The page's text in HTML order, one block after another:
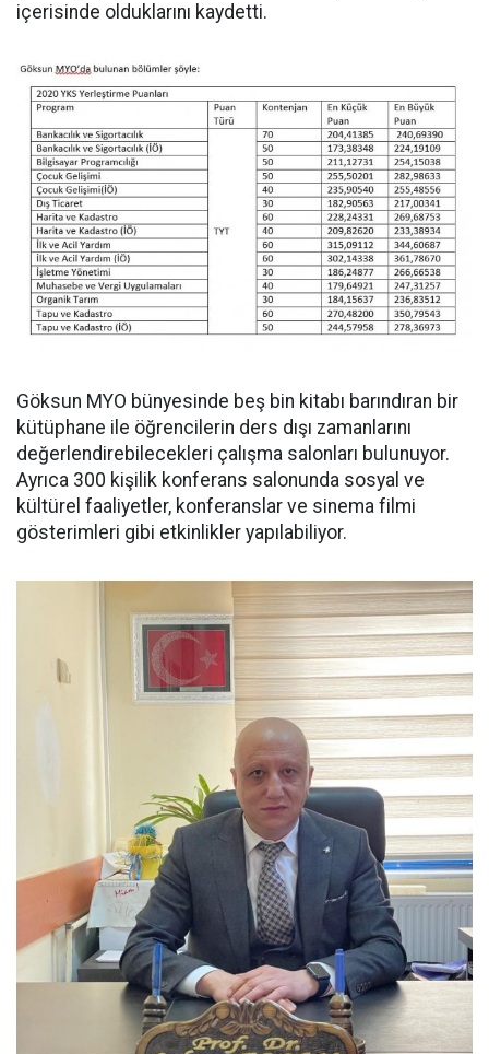
içerisinde olduklarını kaydetti.
Göksun MYO bünyesinde beş bin kitabı barındıran bir
kütüphane ile öğrencilerin ders dışı zamanlarını
değerlendirebilecekleri çalışma salonları bulunuyor.
Ayrıca 300 kişilik konferans salonunda sosyal ve
kültürel faaliyetler, konferanslar ve sinema filmi
gösterimleri gibi etkinlikler yapılabiliyor.